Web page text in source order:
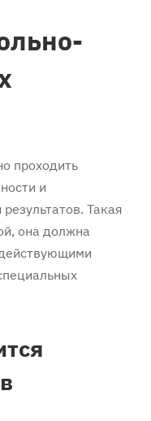
проходить
и
Такая
она должна